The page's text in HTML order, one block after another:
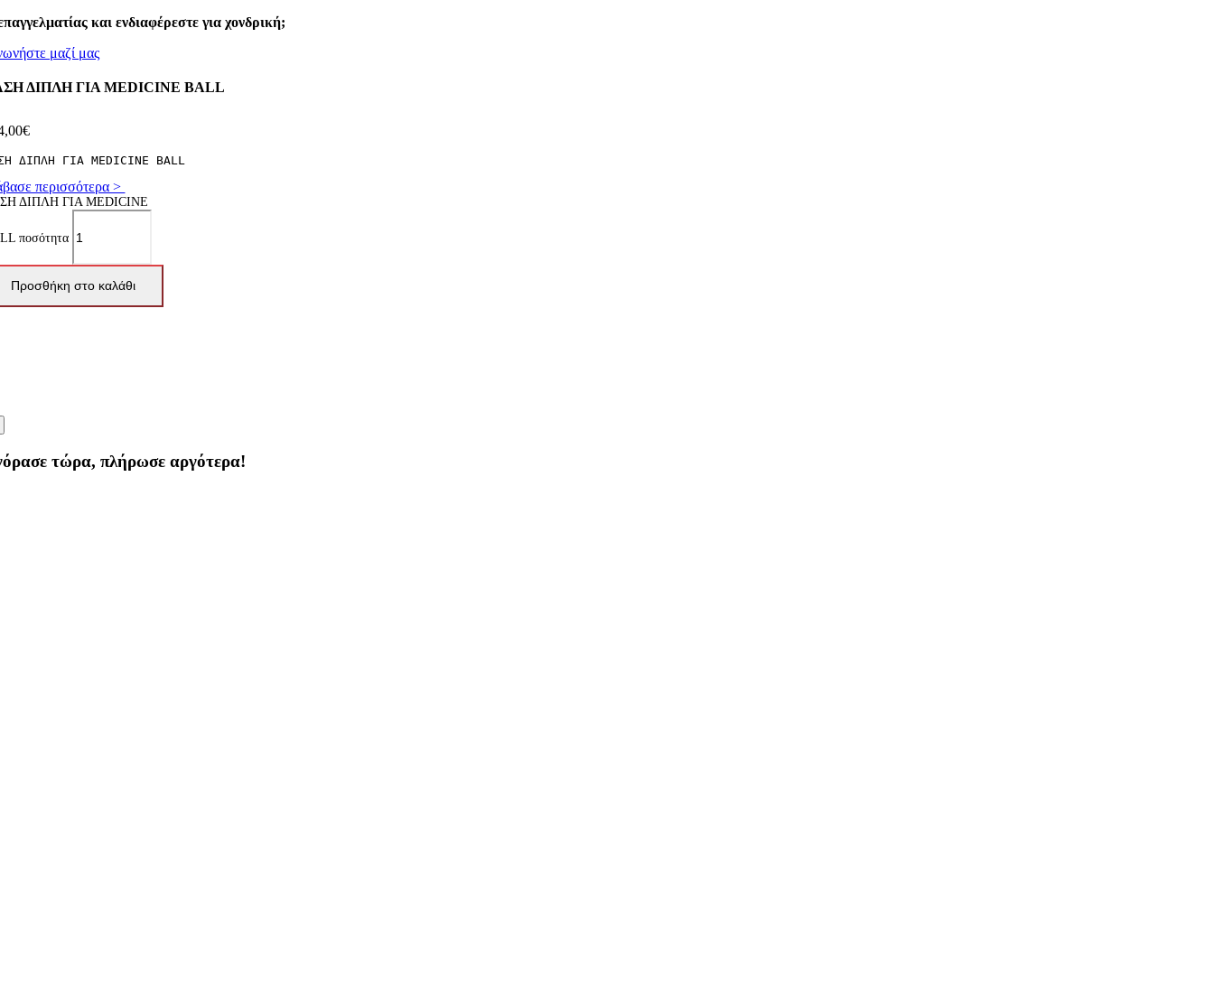
και ενδιαφέρεστε για χονδρική;
μαζί μας
ΔΙΠΛΗ ΓΙΑ MEDICINE BALL
€
ΔΙΠΛΗ ΓΙΑ MEDICINE BALL
περισσότερα >
ΔΙΠΛΗ ΓΙΑ MEDICINE
ποσότητα
Προσθήκη στο καλάθι
τώρα, πλήρωσε αργότερα!